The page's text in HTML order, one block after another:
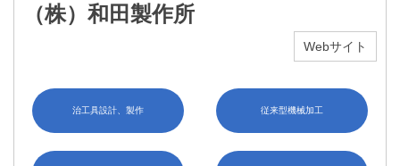
（株）和田製作所
Webサイト
治工具設計、製作 従来型機械加工